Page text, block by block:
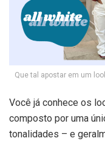
Que tal apostar em um
Você já conhece os
composto por uma
tonalidades – e